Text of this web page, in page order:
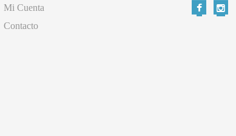
Mi Cuenta
Contacto